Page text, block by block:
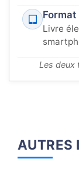
Livre
Les deux
AUTRES